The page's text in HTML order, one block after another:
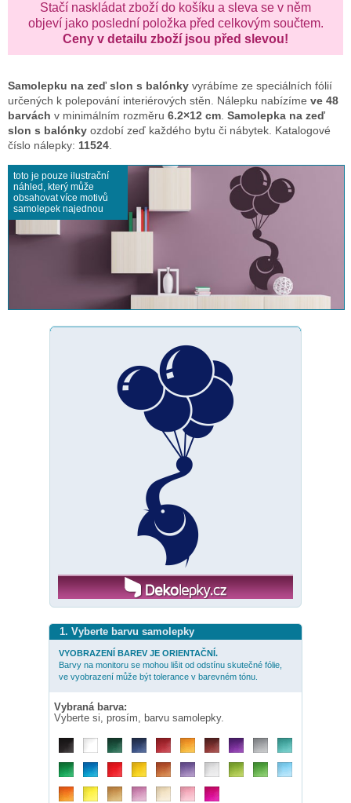
Stačí naskládat zboží do košíku a sleva se v něm
objeví jako poslední položka před celkovým součtem.
Ceny v detailu zboží jsou před slevou!
Samolepku na zeď slon s balónky vyrábíme ze speciálních fólií
určených k polepování interiérových stěn. Nálepku nabízíme ve 48
barvách v minimálním rozměru 6.2×12 cm Samolepka na zeď
slon s balónky ozdobí zeď každého bytu či nábytek. Katalogové
číslo nálepky: 11524
toto je pouze ilustrační
náhled, který může
obsahovat více motivů
samolepek najednou
1. Vyberte barvu samolepky
VYOBRAZENÍ BAREV JE ORIENTAČNÍ.
Barvy na monitoru se mohou lišit od odstínu skutečné fólie,
ve vyobrazení může být tolerance v barevném tónu.
Vybraná barva:
Vyberte si, prosím, barvu samolepky.